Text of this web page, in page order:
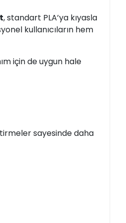
, standart PLA’ya kıyasla
kullanıcıların hem
için de uygun hale
sayesinde daha